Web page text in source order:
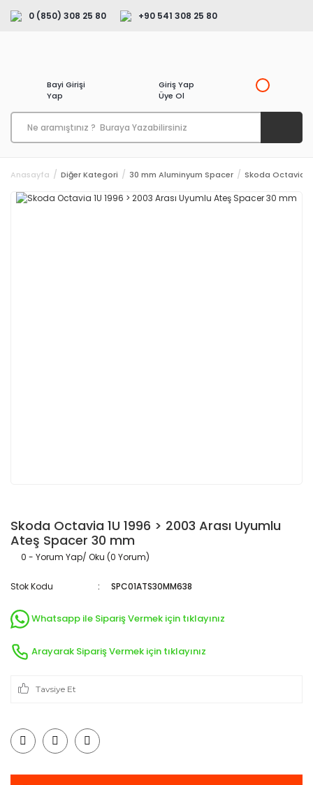
0 (850) 308 25 80 +90 541 308 25 80
Bayi Girişi
Yap
Giriş Yap
Üye Ol
Anasayfa Diğer Kategori 30 mm Aluminyum Spacer Skoda Octavia
Skoda Octavia 1U 1996 > 2003 Arası Uyumlu
Ateş Spacer 30 mm
0 - Yorum Yap/ Oku (0 Yorum)
Stok Kodu SPC01ATS30MM638
Whatsapp ile Sipariş Vermek için tıklayınız
Arayarak Sipariş Vermek için tıklayınız
Tavsiye Et